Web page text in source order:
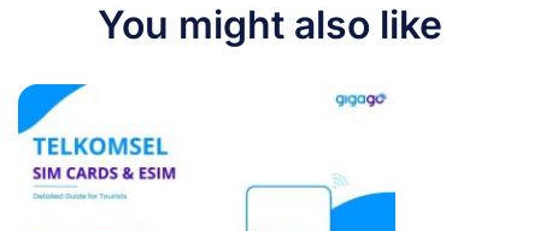
You might also like